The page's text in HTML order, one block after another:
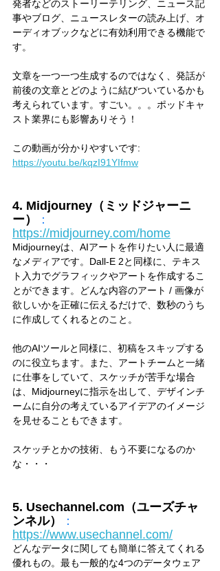
発者などのストーリーテリング、ニュース記
事やブログ、ニュースレターの読み上げ、オ
ーディオブックなどに有効利用できる機能で
す。
文章を一つ一つ生成するのではなく、発話が
前後の文章とどのように結びついているかも
考えられています。すごい。。。ポッドキャ
スト業界にも影響ありそう！
この動画が分かりやすいです:
https://youtu.be/kqzI91YIfmw
4. Midjourney（ミッドジャーニ
ー）
：
https://midjourney.com/home
Midjourneyは、AIアートを作りたい人に最適
なメディアです。Dall-E 2と同様に、テキス
ト入力でグラフィックやアートを作成するこ
とができます。どんな内容のアート / 画像が
欲しいかを正確に伝えるだけで、数秒のうち
に作成してくれるとのこと。
他のAIツールと同様に、初稿をスキップする
のに役立ちます。また、アートチームと一緒
に仕事をしていて、スケッチが苦手な場合
は、Midjourneyに指示を出して、デザインチ
ームに自分の考えているアイデアのイメージ
を見せることもできます。
スケッチとかの技術、もう不要になるのか
な・・・
5. Usechannel.com（ユーズチャ
ンネル）
：
https://www.usechannel.com/
どんなデータに関しても簡単に答えてくれる
優れもの。最も一般的な4つのデータウェア